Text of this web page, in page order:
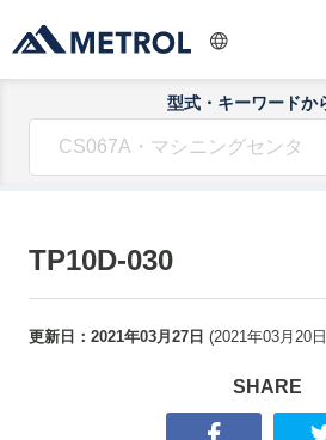
型式・キーワードか
TP10D-030
更新日： 2021年03月27日 (2021年03月20日
SHARE